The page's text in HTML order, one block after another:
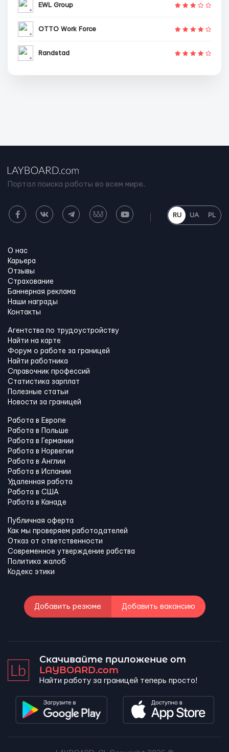
EWL Group
OTTO Work Force
Randstad
Портал поиска работы во всем мире.
RU UA PL
О нас
Карьера
Отзывы
Страхование
Баннерная реклама
Наши награды
Контакты
Агентства по трудоустройству
Найти на карте
Форум о работе за границей
Найти работника
Справочник профессий
Статистика зарплат
Полезные статьи
Новости за границей
Работа в Европе
Работа в Польше
Работа в Германии
Работа в Норвегии
Работа в Англии
Работа в Испании
Удаленная работа
Работа в США
Работа в Канадe
Публичная оферта
Как мы проверяем работодателей
Отказ от ответственности
Современное утверждение рабства
Политика жалоб
Кодекс этики
Добавить резюме Добавить вакансию
Скачивайте приложение от
LAYBOARD.com
Найти работу за границей теперь просто!